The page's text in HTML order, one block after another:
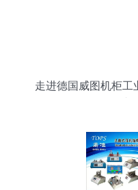
走进德国威图机柜工